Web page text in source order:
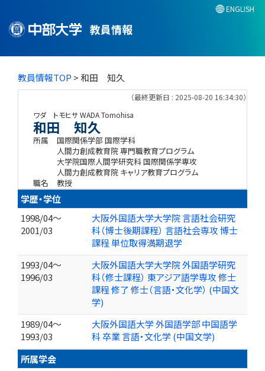
教員情報
ENGLISH
教員情報TOP > 和田 知久
（最終更新日 : 2025-08-20 16:34:30）
ワダ トモヒサWADA Tomohisa
和田 知久
所属
国際関係学部 国際学科
人間力創成教育院 専門職教育プログラム
大学院国際人間学研究科 国際関係学専攻
人間力創成教育院 キャリア教育プログラム
職名
教授
学歴・学位
1998/04～
2001/03
大阪外国語大学大学院 言語社会研究
科（博士後期課程） 言語社会専攻 博士
課程 単位取得満期退学
1993/04～
1996/03
大阪外国語大学大学院 外国語学研究
科（修士課程） 東アジア語学専攻 修士
課程 修了 修士（言語・文化学） (中国文
学)
1989/04～
1993/03
大阪外国語大学 外国語学部 中国語学
科 卒業 言語・文化学 (中国文学)
所属学会